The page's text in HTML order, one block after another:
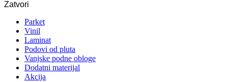
Zatvori
Parket
Vinil
Laminat
Podovi od pluta
Vanjske podne obloge
Dodatni materijal
Akcija